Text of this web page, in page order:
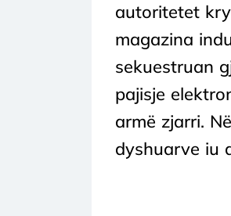
autoritetet
magazina
sekuestruan
pajisje
armë zjarri.
dyshuarve iu